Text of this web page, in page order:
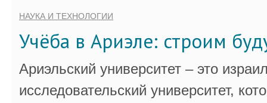
НАУКА И ТЕХНОЛОГИИ
Учёба в Ариэле: строим
Ариэльский университет – это
исследовательский университет,